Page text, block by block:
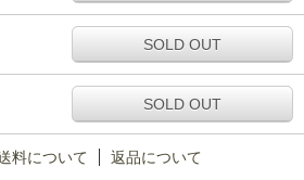
SOLD OUT
SOLD OUT
料について 返品について